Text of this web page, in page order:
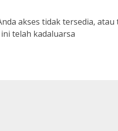
akses tidak tersedia, atau
telah kadaluarsa